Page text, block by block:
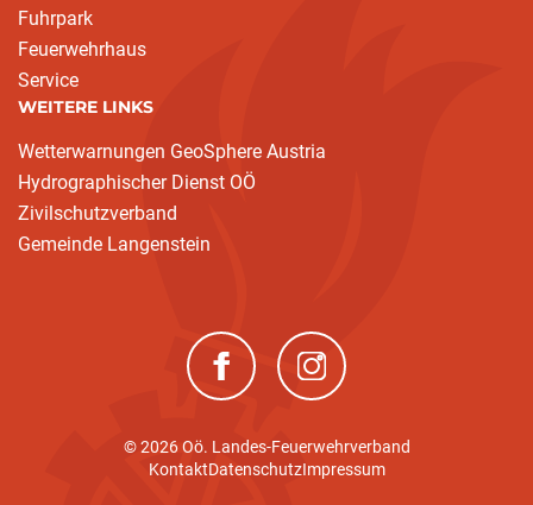
Fuhrpark
Feuerwehrhaus
Service
WEITERE LINKS
Wetterwarnungen GeoSphere Austria
Hydrographischer Dienst OÖ
Zivilschutzverband
Gemeinde Langenstein
(neues Fenster)(neues Fenster)
© 2026 Oö. Landes-Feuerwehrverband
KontaktDatenschutzImpressum